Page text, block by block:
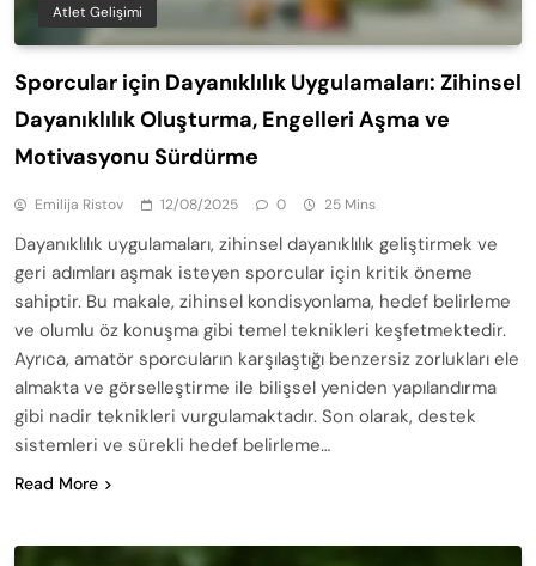
Atlet Gelişimi
Sporcular için Dayanıklılık Uygulamaları: Zihinsel
Dayanıklılık Oluşturma, Engelleri Aşma ve
Motivasyonu Sürdürme
Emilija Ristov 12/08/2025 0 25 Mins
Dayanıklılık uygulamaları, zihinsel dayanıklılık geliştirmek ve
geri adımları aşmak isteyen sporcular için kritik öneme
sahiptir. Bu makale, zihinsel kondisyonlama, hedef belirleme
ve olumlu öz konuşma gibi temel teknikleri keşfetmektedir.
Ayrıca, amatör sporcuların karşılaştığı benzersiz zorlukları ele
almakta ve görselleştirme ile bilişsel yeniden yapılandırma
gibi nadir teknikleri vurgulamaktadır. Son olarak, destek
sistemleri ve sürekli hedef belirleme…
Read More